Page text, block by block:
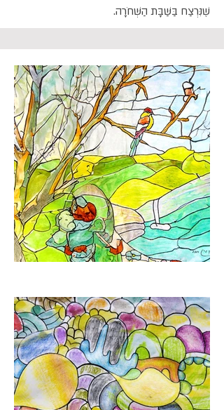
שֶׁנִּרְצַח בַּשַּׁבָּת הַשְּׁחֹרָה.